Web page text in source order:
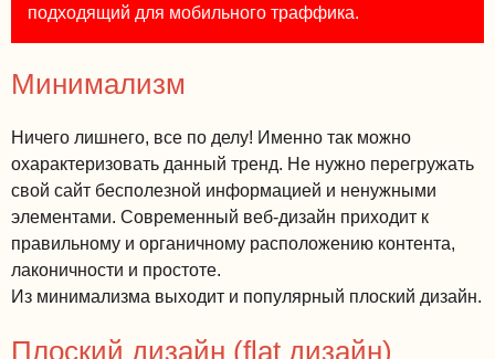
подходящий для мобильного траффика.
Минимализм
Ничего лишнего, все по делу! Именно так можно
охарактеризовать данный тренд. Не нужно перегружать
свой сайт бесполезной информацией и ненужными
элементами. Современный веб-дизайн приходит к
правильному и органичному расположению контента,
лаконичности и простоте.
Из минимализма выходит и популярный плоский дизайн.
Плоский дизайн (flat дизайн)